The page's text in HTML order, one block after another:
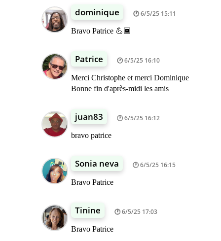
dominique 6/5/25 15:11
Bravo Patrice 💪🏾
Patrice 6/5/25 16:10
Merci Christophe et merci Dominique
Bonne fin d'après-midi les amis
juan83 6/5/25 16:12
bravo patrice
Sonia neva 6/5/25 16:15
Bravo Patrice
Tinine 6/5/25 17:03
Bravo Patrice